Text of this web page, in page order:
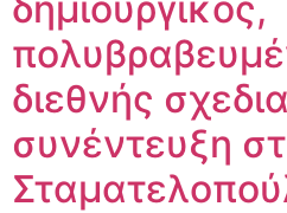
διεθνής
συνέντευξη